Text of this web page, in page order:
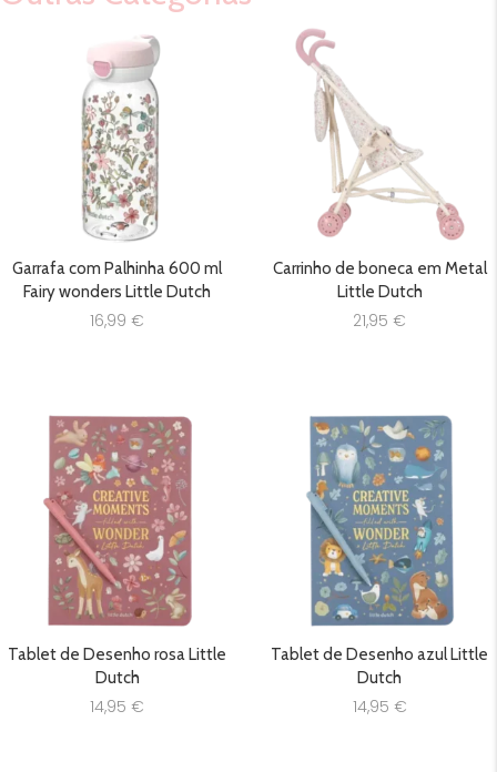
Garrafa com Palhinha 600 ml
Fairy wonders Little Dutch
16,99 €
Carrinho de boneca em Metal
Little Dutch
21,95 €
Tablet de Desenho rosa Little
Dutch
14,95 €
Tablet de Desenho azul Little
Dutch
14,95 €